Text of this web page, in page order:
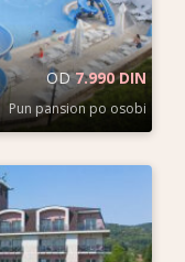
OD7.990 DIN
Pun pansion po osobi